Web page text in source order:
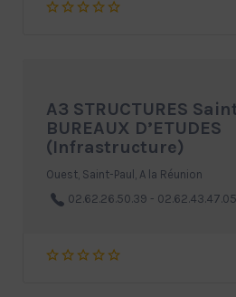
A3 STRUCTURES
BUREAUX D’ETUDES
(Infrastructure)
Ouest, Saint-Paul, A la Réunion
02.62.26.50.39 - 02.62.43.47.05